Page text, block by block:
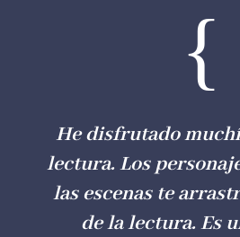
{
He disfrutado
lectura. Los
las escenas te
de la lectura. Es